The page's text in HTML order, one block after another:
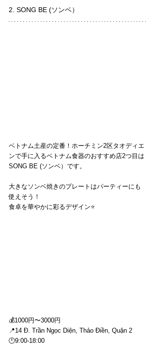
2. SONG BE (ソンベ）
ベトナム土産の定番！ホーチミン2区タオディエ
ンで手に入るベトナム食器のおすすめ店2つ目は
SONG BE (ソンベ）です。
大きなソンベ焼きのプレートはパーティーにも
使えそう！
食卓を華やかに彩るデザイン⭐️
💰1000円〜3000円
📍14 Đ. Trần Ngọc Diện, Thảo Điền, Quận 2
🕛9:00-18:00